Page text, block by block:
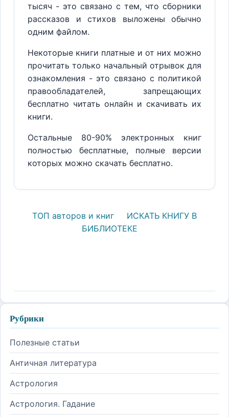
тысяч - это связано с тем, что сборники
рассказов и стихов выложены обычно
одним файлом.
Некоторые книги платные и от них можно
прочитать только начальный отрывок для
ознакомления - это связано с политикой
правообладателей, запрещающих
бесплатно читать онлайн и скачивать их
книги.
Остальные 80-90% электронных книг
полностью бесплатные, полные версии
которых можно скачать бесплатно.
ТОП авторов и книг
ИСКАТЬ КНИГУ В
БИБЛИОТЕКЕ
Рубрики
Полезные статьи
Античная литература
Астрология
Астрология. Гадание